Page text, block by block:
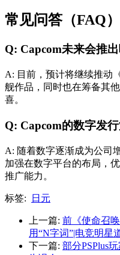
常见问答（FAQ）
Q: Capcom未来会推
A: 目前，预计将继续推动
舰作品，同时也在筹备其
喜。
Q: Capcom的数字发
A: 随着数字逐渐成为公司
加强在数字平台的布局，
推广能力。
标签: 日元
上一篇: 前《使命召
用“N字词”|电竞明星
下一篇: 部分PSPlus